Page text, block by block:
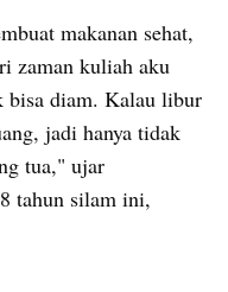
makanan sehat,
zaman kuliah aku
bisa diam. Kalau libur
jadi hanya tidak
tua," ujar
tahun silam ini,